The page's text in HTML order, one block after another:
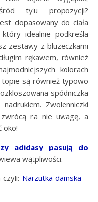
tylu propozycji?
dopasowany do ciała
idealnie podkreśla
zestawy z bluzeczkami
rękawem, również
kolorach
topie są również typowo
spódniczka
Zwolenniczki
na nie uwagę, a
oko!
adidasy pasują do
wątpliwości.
Narzutka damska –